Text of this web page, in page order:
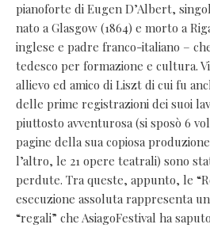
pianoforte di Eugen D’Albert,
nato a Glasgow (1864) e morto a
inglese e padre franco-italiano –
tedesco per formazione e cultura.
allievo ed amico di Liszt di cui fu
delle prime registrazioni dei suoi
piuttosto avventurosa (si sposò 6
pagine della sua copiosa
l’altro, le 21 opere teatrali) sono
perdute. Tra queste, appunto, le
esecuzione assoluta rappresenta
“regali” che AsiagoFestival ha